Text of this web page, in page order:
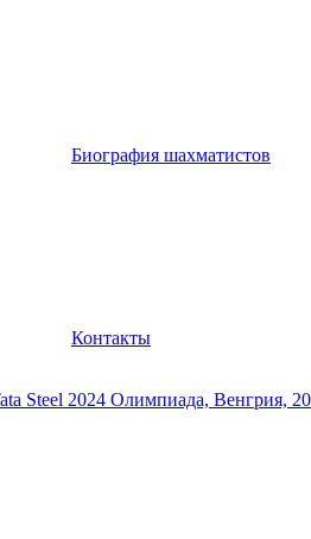
Биография шахматистов
Контакты
Steel 2024 Олимпиада, Венгрия,